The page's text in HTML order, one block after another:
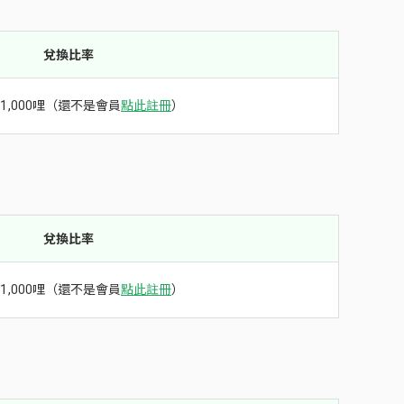
兌換比率
哩（還不是會員點此註冊）
兌換比率
哩（還不是會員點此註冊）